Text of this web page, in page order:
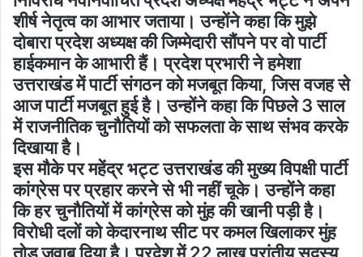
शीर्ष नेतृत्व का आभार जताया। उन्होंने कहा कि मुझे
दोबारा प्रदेश अध्यक्ष की जिम्मेदारी सौंपने पर वो पार्टी
हाईकमान के आभारी हैं। प्रदेश प्रभारी ने हमेशा
उत्तराखंड में पार्टी संगठन को मजबूत किया, जिस वजह से
आज पार्टी मजबूत हुई है। उन्होंने कहा कि पिछले 3 साल
में राजनीतिक चुनौतियों को सफलता के साथ संभव करके
दिखाया है।
इस मौके पर महेंद्र भट्ट उत्तराखंड की मुख्य विपक्षी पार्टी
कांग्रेस पर प्रहार करने से भी नहीं चूके। उन्होंने कहा
कि हर चुनौतियों में कांग्रेस को मुंह की खानी पड़ी है।
विरोधी दलों को केदारनाथ सीट पर कमल खिलाकर मुंह